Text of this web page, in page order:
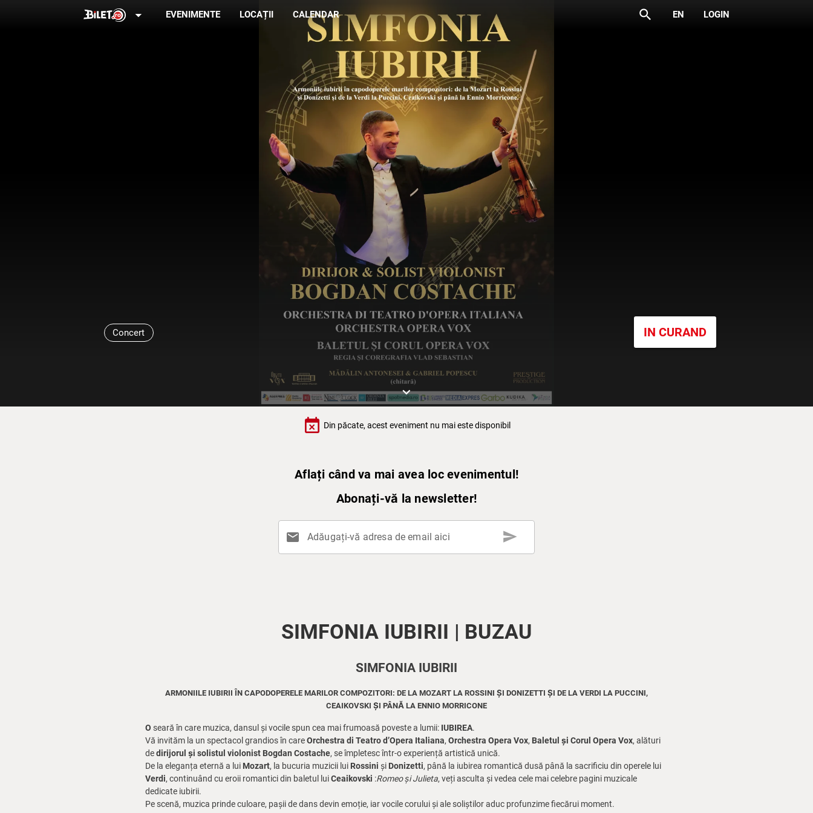
arrow_drop_down EVENIMENTE LOCAȚII CALENDAR search EN LOGIN
Concert IN CURAND
keyboard_arrow_down
event_busy Din păcate, acest eveniment nu mai este disponibil
Aflați când va mai avea loc evenimentul!
Abonați-vă la newsletter!
mail Adăugați-vă adresa de email aici send
SIMFONIA IUBIRII | BUZAU
SIMFONIA IUBIRII
ARMONIILE IUBIRII ÎN CAPODOPERELE MARILOR COMPOZITORI: DE LA MOZART LA ROSSINI ȘI DONIZETTI ȘI DE LA VERDI LA PUCCINI,
CEAIKOVSKI ȘI PÂNĂ LA ENNIO MORRICONE
O seară în care muzica, dansul și vocile spun cea mai frumoasă poveste a lumii: IUBIREA.
Vă invităm la un spectacol grandios în careOrchestra di Teatro d’Opera Italiana, Orchestra Opera Vox, Baletul și Corul Opera Vox, alături
dedirijorul și solistul violonist Bogdan Costache, se împletesc într-o experiență artistică unică.
De la eleganța eternă a lui Mozart, la bucuria muzicii lui Rossini și Donizetti, până la iubirea romantică dusă până la sacrificiu din operele lui
Verdi, continuând cu eroii romantici din baletul luiCeaikovski :Romeo și Julieta, veți asculta și vedea cele mai celebre pagini muzicale
dedicate iubirii.
Pe scenă, muzica prinde culoare, pașii de dans devin emoție, iar vocile corului și ale soliștilor aduc profunzime fiecărui moment.